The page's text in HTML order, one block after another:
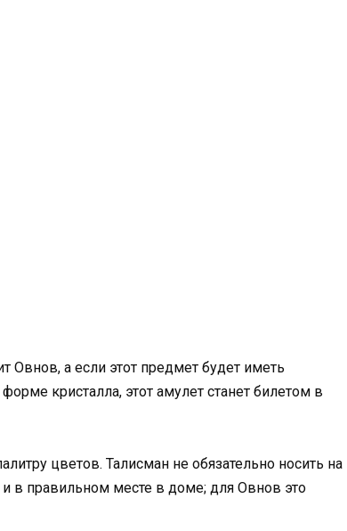
Овнов, а если этот предмет будет иметь
кристалла, этот амулет станет билетом в
цветов. Талисман не обязательно носить на
и в правильном месте в доме; для Овнов это